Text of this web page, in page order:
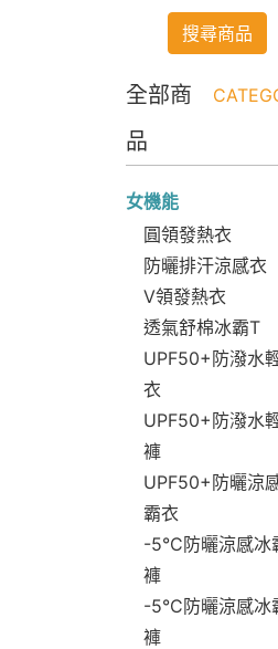
搜尋商品
全部商
品
女機能
圓領發熱衣
防曬排汗涼感衣
V領發熱衣
透氣舒棉冰霸T
UPF50+防潑水
衣
UPF50+防潑水
褲
UPF50+防曬涼
霸衣
-5°C防曬涼感冰
褲
-5°C防曬涼感冰
褲